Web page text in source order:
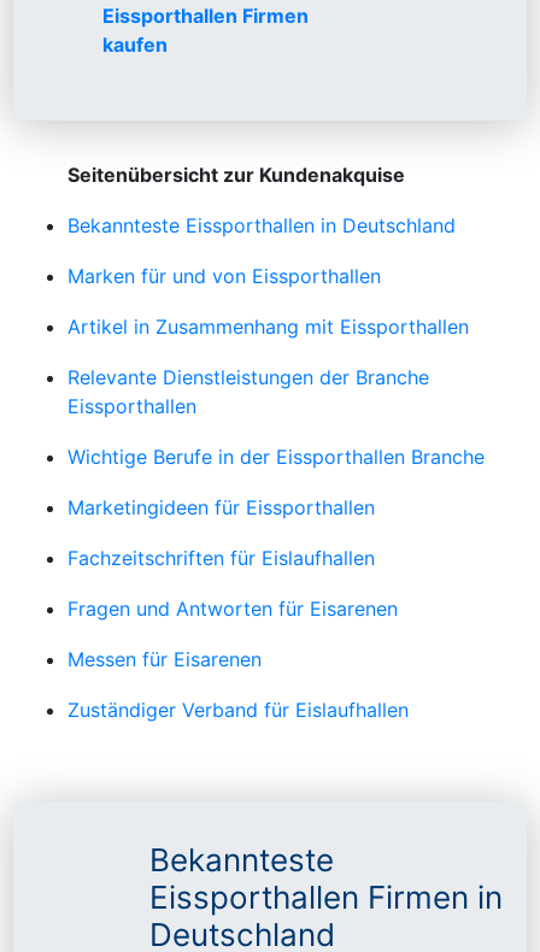
Eissporthallen Firmen
kaufen
Seitenübersicht zur Kundenakquise
Bekannteste Eissporthallen in Deutschland
Marken für und von Eissporthallen
Artikel in Zusammenhang mit Eissporthallen
Relevante Dienstleistungen der Branche
Eissporthallen
Wichtige Berufe in der Eissporthallen Branche
Marketingideen für Eissporthallen
Fachzeitschriften für Eislaufhallen
Fragen und Antworten für Eisarenen
Messen für Eisarenen
Zuständiger Verband für Eislaufhallen
Bekannteste
Eissporthallen Firmen in
Deutschland